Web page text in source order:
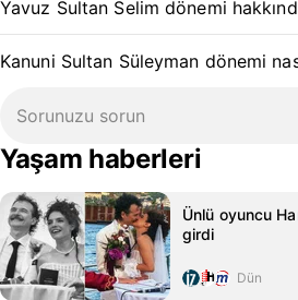
Yavuz Sultan Selim dönemi
Kanuni Sultan Süleyman dönemi
Yaşam haberleri
Ünlü oyuncu
girdi
Dün